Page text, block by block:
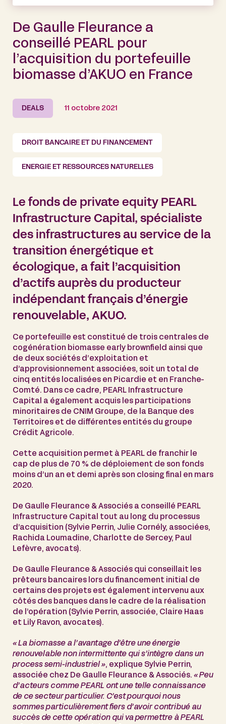
De Gaulle Fleurance a
conseillé PEARL pour
l’acquisition du portefeuille
biomasse d’AKUO en France
DEALS 11 octobre 2021
DROIT BANCAIRE ET DU FINANCEMENT
ENERGIE ET RESSOURCES NATURELLES
Le fonds de private equity PEARL
Infrastructure Capital, spécialiste
des infrastructures au service de la
transition énergétique et
écologique, a fait l’acquisition
d’actifs auprès du producteur
indépendant français d’énergie
renouvelable, AKUO.
Ce portefeuille est constitué de trois centrales de
cogénération biomasse early brownfield ainsi que
de deux sociétés d’exploitation et
d’approvisionnement associées, soit un total de
cinq entités localisées en Picardie et en Franche-
Comté. Dans ce cadre, PEARL Infrastructure
Capital a également acquis les participations
minoritaires de CNIM Groupe, de la Banque des
Territoires et de différentes entités du groupe
Crédit Agricole.
Cette acquisition permet à PEARL de franchir le
cap de plus de 70 % de déploiement de son fonds
moins d’un an et demi après son closing final en mars
2020.
De Gaulle Fleurance & Associés a conseillé PEARL
Infrastructure Capital tout au long du processus
d’acquisition (Sylvie Perrin, Julie Cornély, associées,
Rachida Loumadine, Charlotte de Sercey, Paul
Lefèvre, avocats).
De Gaulle Fleurance & Associés qui conseillait les
prêteurs bancaires lors du financement initial de
certains des projets est également intervenu aux
côtés des banques dans le cadre de la réalisation
de l’opération (Sylvie Perrin, associée, Claire Haas
et Lily Ravon, avocates).
« La biomasse a l’avantage d’être une énergie
renouvelable non intermittente qui s’intègre dans un
process semi-industriel », explique Sylvie Perrin,
associée chez De Gaulle Fleurance & Associés. « Peu
d’acteurs comme PEARL ont une telle connaissance
de ce secteur particulier. C’est pourquoi nous
sommes particulièrement fiers d’avoir contribué au
succès de cette opération qui va permettre à PEARL